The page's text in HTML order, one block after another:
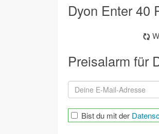
Dyon Enter 40
Preisalarm für
Bist du mit der